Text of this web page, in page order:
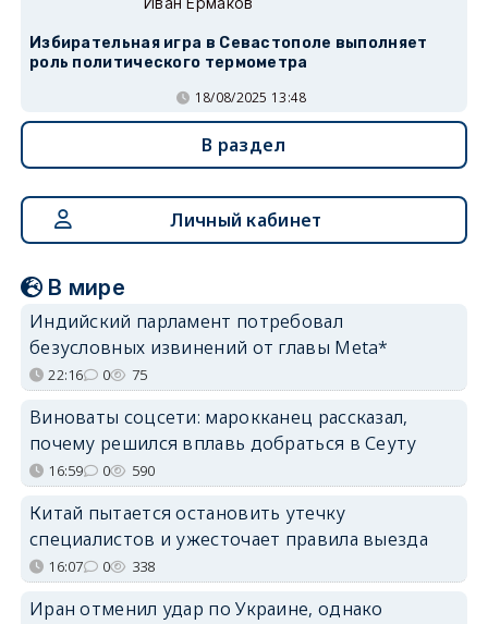
Избирательная игра в Севастополе выполняет
роль политического термометра
18/08/2025 13:48
В раздел
Личный кабинет
В мире
Индийский парламент потребовал
безусловных извинений от главы Meta*
22:16 0 75
Виноваты соцсети: марокканец рассказал,
почему решился вплавь добраться в Сеуту
16:59 0 590
Китай пытается остановить утечку
специалистов и ужесточает правила выезда
16:07 0 338
Иран отменил удар по Украине, однако